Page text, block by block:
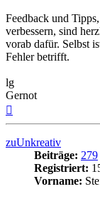
Feedback und
verbessern, sind
vorab dafür. Selbst
Fehler betrifft.
lg
Gernot
zuUnkreativ
Beiträge: 279
Registriert:
Vorname: